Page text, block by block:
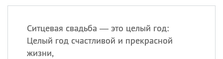
Ситцевая свадьба — это целый год:
Целый год счастливой и прекрасной
жизни,